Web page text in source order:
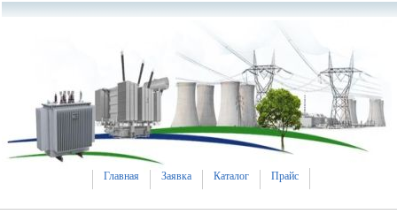
Главная Заявка Каталог Прайс